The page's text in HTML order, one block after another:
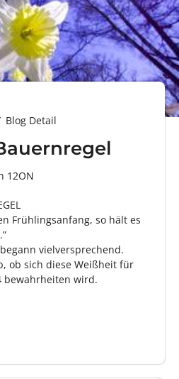
Blog Detail
12ON
Frühlingsanfang, so hält es
vielversprechend.
ob sich diese Weißheit für
bewahrheiten wird.